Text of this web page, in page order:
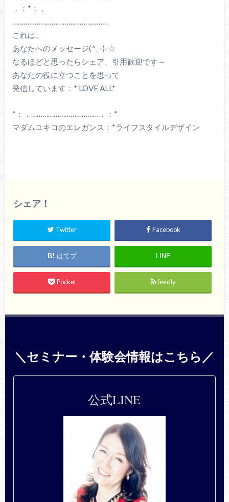
．：*：．
……………………………………………
これは、
あなたへのメッセージ(^_-)-☆
なるほどと思ったらシェア、引用歓迎です～
あなたの役に立つことを思って
発信しています：* LOVE ALL*
*：．………………………………．：*
マダムユキコのエレガンス：*ライフスタイルデザイン
シェア！
Twitter Facebook
はてブ LINE
Pocket feedly
＼セミナー・体験会情報はこちら／
公式LINE